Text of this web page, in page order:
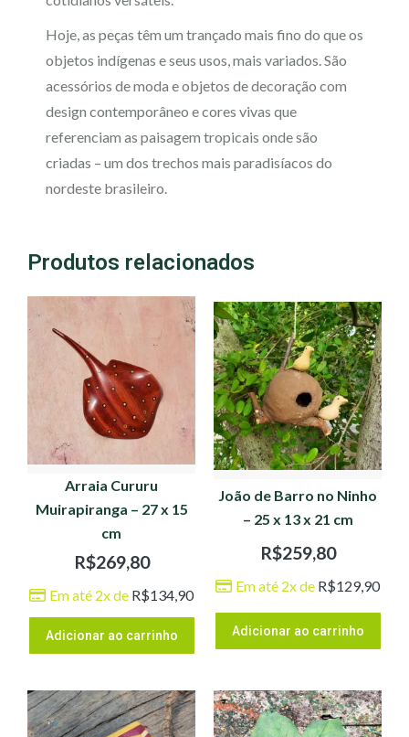
Hoje, as peças têm um trançado mais fino do que os
objetos indígenas e seus usos, mais variados. São
acessórios de moda e objetos de decoração com
design contemporâneo e cores vivas que
referenciam as paisagem tropicais onde são
criadas – um dos trechos mais paradisíacos do
nordeste brasileiro.
Produtos relacionados
Arraia Cururu
Muirapiranga – 27 x 15
cm
R$269,80
Em até 2x de R$134,90
Adicionar ao carrinho
João de Barro no Ninho
– 25 x 13 x 21 cm
R$259,80
Em até 2x de R$129,90
Adicionar ao carrinho